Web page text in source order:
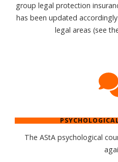
group legal protection
has been updated
legal areas (see
The AStA psychological